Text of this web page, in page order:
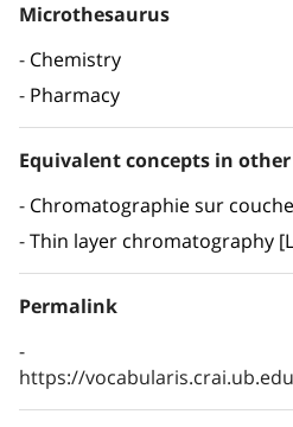
Microthesaurus
Chemistry
Pharmacy
Equivalent concepts in other
Chromatographie sur
Thin layer chromatography
Permalink
https://